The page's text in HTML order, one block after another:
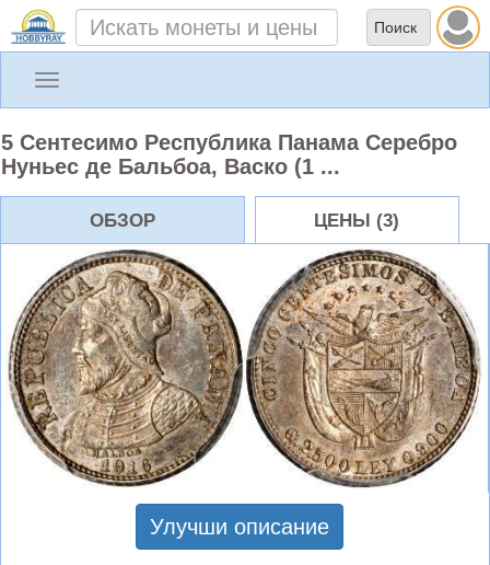
Toggle
5 Сентесимо Республика Панама Серебро
Нуньес де Бальбоа, Васко (1 ...
ОБЗОР ЦЕНЫ (3)
Улучши описание